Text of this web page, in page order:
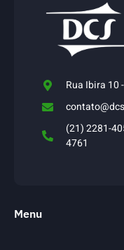
Rua Ibira 10
(21) 2281-
4761
Menu